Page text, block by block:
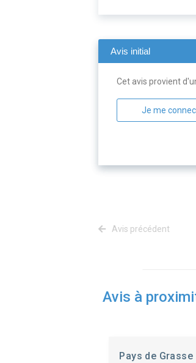
Avis initial
Cet avis provient
Je me
Avis précédent
Avis à
Pays de Grasse